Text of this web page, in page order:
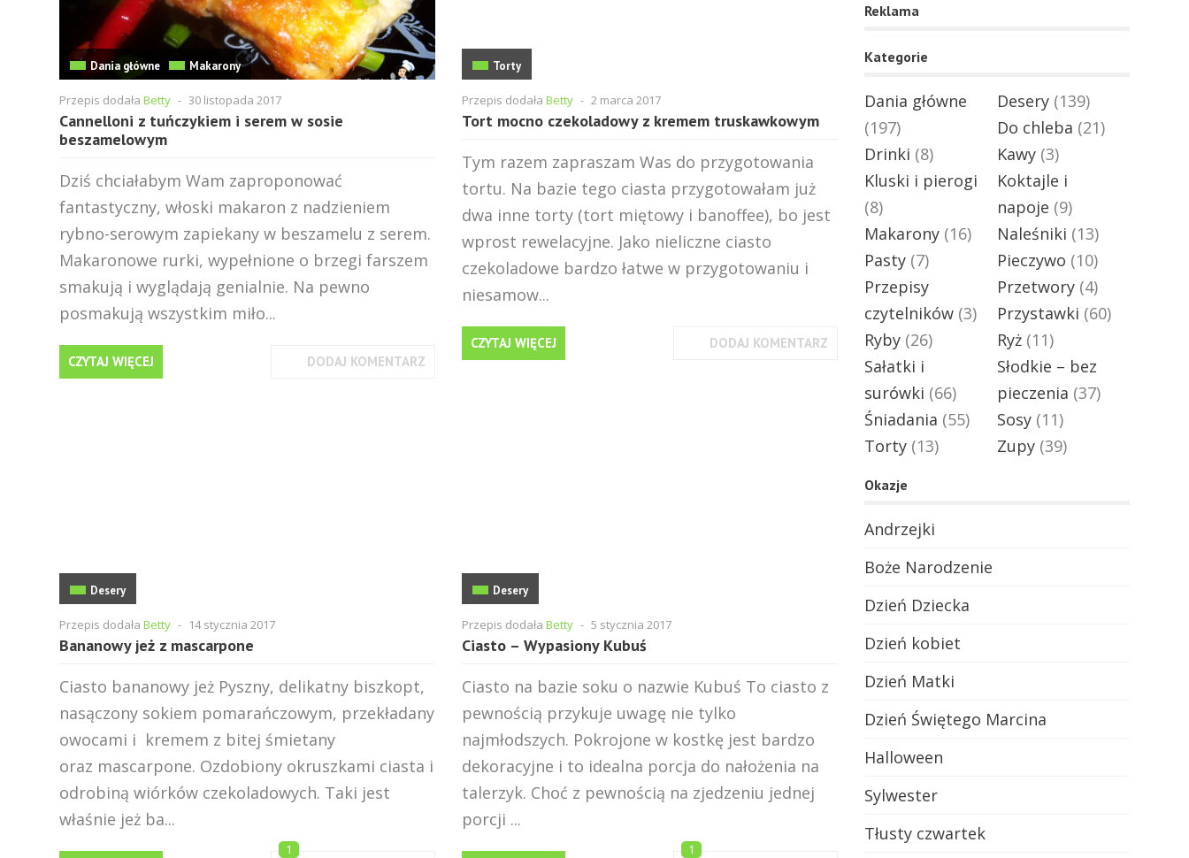
Dania główne Makarony
Przepis dodała Betty - 30 listopada 2017
Cannelloni z tuńczykiem i serem w sosie
beszamelowym
Dziś chciałabym Wam zaproponować
fantastyczny, włoski makaron z nadzieniem
rybno-serowym zapiekany w beszamelu z serem.
Makaronowe rurki, wypełnione o brzegi farszem
smakują i wyglądają genialnie. Na pewno
posmakują wszystkim miło...
CZYTAJ WIĘCEJ DODAJ KOMENTARZ
Torty
Przepis dodała Betty - 2 marca 2017
Tort mocno czekoladowy z kremem truskawkowym
Tym razem zapraszam Was do przygotowania
tortu. Na bazie tego ciasta przygotowałam już
dwa inne torty (tort miętowy i banoffee), bo jest
wprost rewelacyjne. Jako nieliczne ciasto
czekoladowe bardzo łatwe w przygotowaniu i
niesamow...
CZYTAJ WIĘCEJ DODAJ KOMENTARZ
Desery
Przepis dodała Betty - 14 stycznia 2017
Bananowy jeż z mascarpone
Ciasto bananowy jeż Pyszny, delikatny biszkopt,
nasączony sokiem pomarańczowym, przekładany
owocami i kremem z bitej śmietany
oraz mascarpone. Ozdobiony okruszkami ciasta i
odrobiną wiórków czekoladowych. Taki jest
właśnie jeż ba...
1
Desery
Przepis dodała Betty - 5 stycznia 2017
Ciasto – Wypasiony Kubuś
Ciasto na bazie soku o nazwie Kubuś To ciasto z
pewnością przykuje uwagę nie tylko
najmłodszych. Pokrojone w kostkę jest bardzo
dekoracyjne i to idealna porcja do nałożenia na
talerzyk. Choć z pewnością na zjedzeniu jednej
porcji ...
1
Reklama
Kategorie
Dania główne
(197)
Desery (139)
Do chleba (21)
Drinki (8) Kawy (3)
Kluski i pierogi
(8)
Koktajle i
napoje (9)
Makarony (16) Naleśniki (13)
Pasty (7) Pieczywo (10)
Przepisy
czytelników (3)
Przetwory (4)
Przystawki (60)
Ryby (26) Ryż (11)
Sałatki i
surówki (66)
Słodkie – bez
pieczenia (37)
Śniadania (55) Sosy (11)
Torty (13) Zupy (39)
Okazje
Andrzejki
Boże Narodzenie
Dzień Dziecka
Dzień kobiet
Dzień Matki
Dzień Świętego Marcina
Halloween
Sylwester
Tłusty czwartek